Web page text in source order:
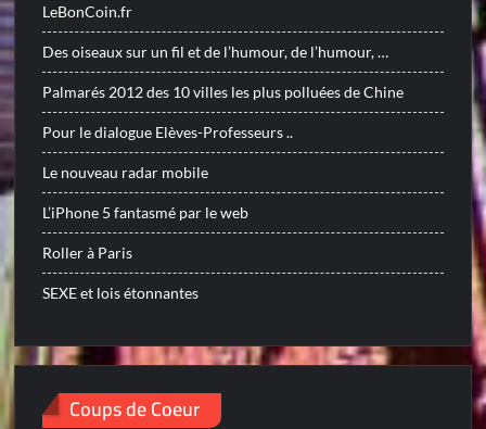
LeBonCoin.fr
Des oiseaux sur un fil et de l’humour, de l’humour, …
Palmarés 2012 des 10 villes les plus polluées de Chine
Pour le dialogue Elèves-Professeurs ..
Le nouveau radar mobile
L’iPhone 5 fantasmé par le web
Roller à Paris
SEXE et lois étonnantes
Coups de Coeur